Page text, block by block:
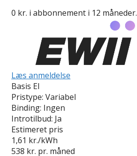
0 kr. i abbonnement i 12 måneder.
Læs anmeldelse
Basis El
Pristype: Variabel
Binding: Ingen
Introtilbud: Ja
Estimeret pris
1,61 kr./kWh
538 kr. pr. måned